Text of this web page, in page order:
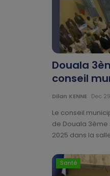
Douala
conseil
Dilan KENNE Dec
Le conseil
de Douala 3ème
2025 dans la
Santé